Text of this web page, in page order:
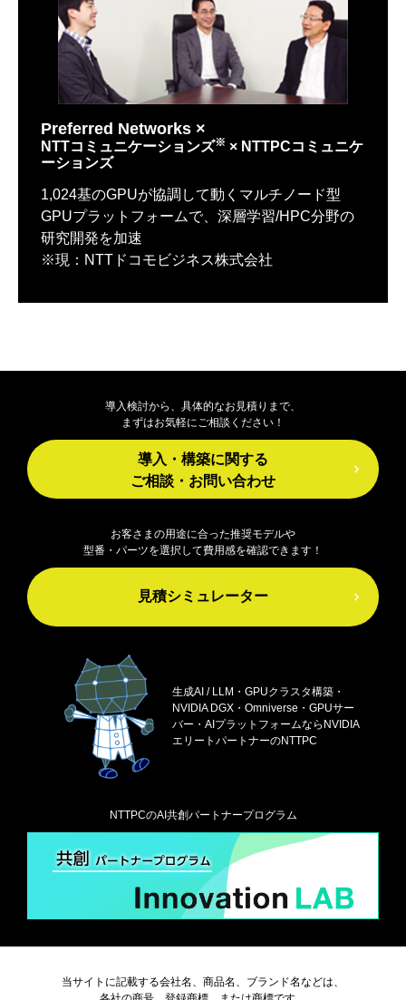
Preferred Networks ×
NTTコミュニケーションズ※ × NTTPCコミュニケ
ーションズ
1,024基のGPUが協調して動くマルチノード型
GPUプラットフォームで、深層学習/HPC分野の
研究開発を加速
※現：NTTドコモビジネス株式会社
導入検討から、具体的なお見積りまで、
まずはお気軽にご相談ください！
導入・構築に関する
ご相談・お問い合わせ
お客さまの用途に合った推奨モデルや
型番・パーツを選択して費用感を確認できます！
見積シミュレーター
生成AI / LLM・GPUクラスタ構築・
NVIDIA DGX・ Omniverse・GPUサー
バー・AIプラットフォームなら NVIDIA
エリートパートナーのNTTPC
NTTPCのAI共創パートナープログラム
当サイトに記載する会社名、商品名、ブランド名などは、